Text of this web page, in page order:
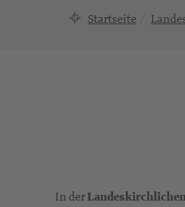
Startseite
In der